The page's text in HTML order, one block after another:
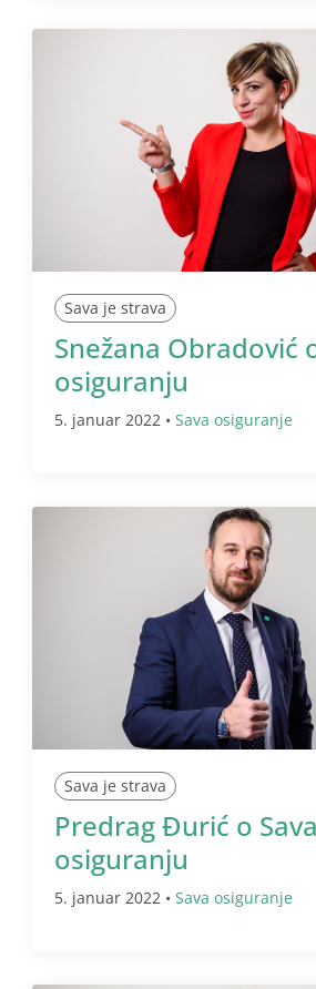
Sava je strava
Snežana Obradović
osiguranju
5. januar 2022 • Sava osiguranje
Sava je strava
Predrag Đurić o Sava
osiguranju
5. januar 2022 • Sava osiguranje